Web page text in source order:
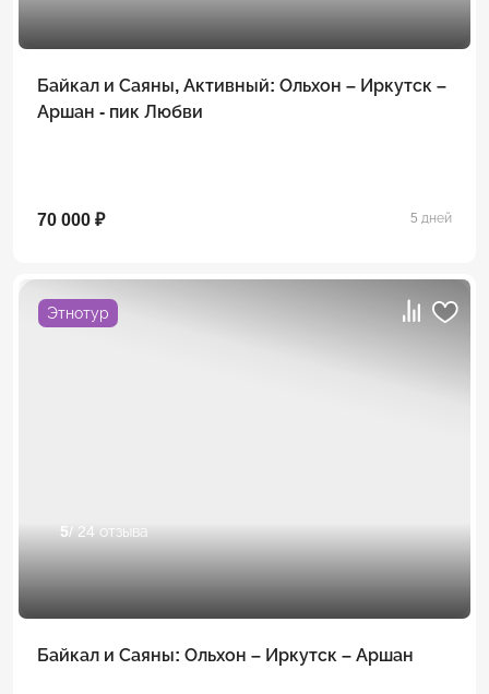
Байкал и Саяны, Активный: Ольхон – Иркутск –
Аршан - пик Любви
70 000 ₽ 5 дней
Этнотур
5/ 24 отзыва
Байкал и Саяны: Ольхон – Иркутск – Аршан